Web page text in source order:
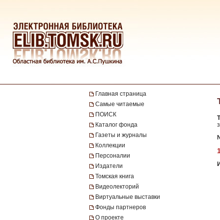
Главная страница
Самые читаемые
ПОИСК
Каталог фонда
Газеты и журналы
Коллекции
Персоналии
Издатели
Томская книга
Видеолекторий
Виртуальные выставки
Фонды партнеров
О проекте